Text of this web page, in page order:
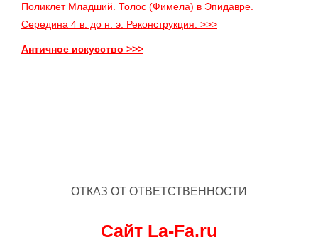
Поликлет Младший. Толос (Фимела) в Эпидавре.
Середина 4 в. до н. э. Реконструкция. >>>
Античное искусство >>>
ОТКАЗ ОТ ОТВЕТСТВЕННОСТИ
Сайт La-Fa.ru